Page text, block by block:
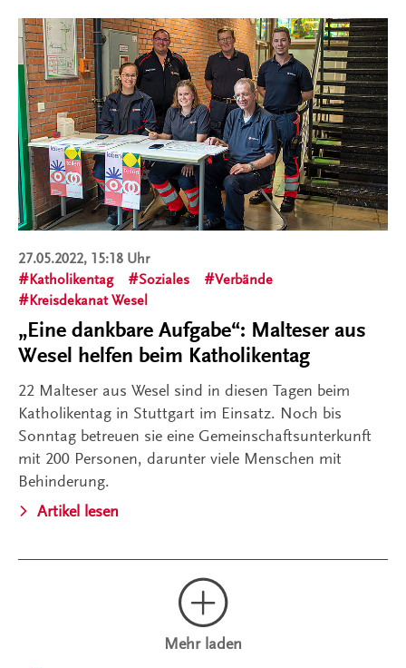
27.05.2022, 15:18 Uhr
Katholikentag
Soziales
Verbände
Kreisdekanat Wesel
„Eine dankbare Aufgabe“: Malteser aus
Wesel helfen beim Katholikentag
22 Malteser aus Wesel sind in diesen Tagen beim
Katholikentag in Stuttgart im Einsatz. Noch bis
Sonntag betreuen sie eine Gemeinschaftsunterkunft
mit 200 Personen, darunter viele Menschen mit
Behinderung.
Artikel lesen
Mehr laden